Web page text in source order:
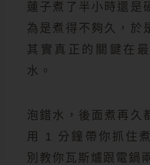
蓮子煮了半小時還是
為是煮得不夠久，於
其實真正的關鍵在
水。
泡錯水，後面煮再久
用 1 分鐘帶你抓住
別教你瓦斯爐跟電鍋